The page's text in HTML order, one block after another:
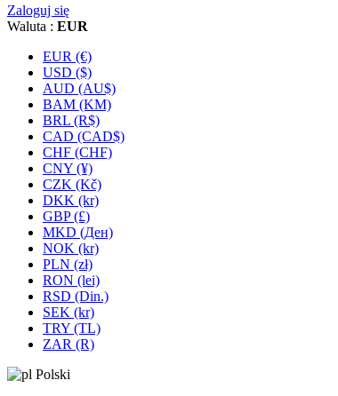
Zaloguj się
Waluta : EUR
EUR (€)
USD ($)
AUD (AU$)
BAM (KM)
BRL (R$)
CAD (CAD$)
CHF (CHF)
CNY (¥)
CZK (Kč)
DKK (kr)
GBP (£)
MKD (Ден)
NOK (kr)
PLN (zł)
RON (lei)
RSD (Din.)
SEK (kr)
TRY (TL)
ZAR (R)
Polski